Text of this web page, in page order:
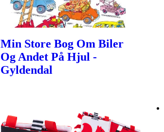
Min Store Bog Om Biler
Og Andet På Hjul -
Gyldendal